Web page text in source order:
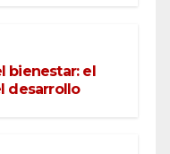
bienestar: el
desarrollo